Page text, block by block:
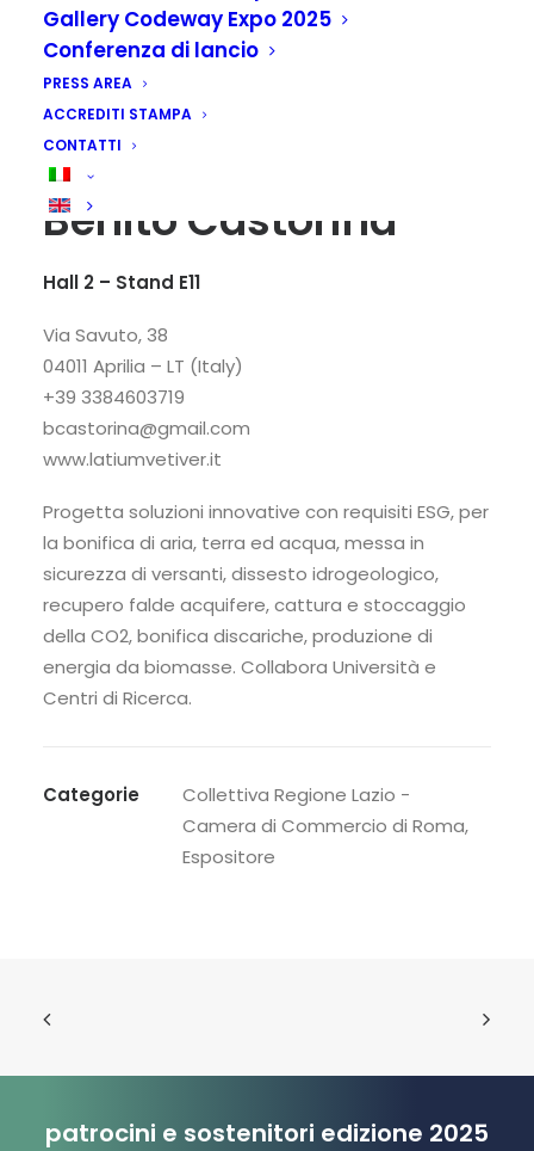
Gallery Codeway Expo 2025
Conferenza di lancio
PRESS AREA
ACCREDITI STAMPA
CONTATTI
LATIUM VETIVER di
Benito Castorina
Hall 2 – Stand E11
Via Savuto, 38
04011 Aprilia – LT (Italy)
+39 3384603719
bcastorina@gmail.com
www.latiumvetiver.it
Progetta soluzioni innovative con requisiti ESG, per
la bonifica di aria, terra ed acqua, messa in
sicurezza di versanti, dissesto idrogeologico,
recupero falde acquifere, cattura e stoccaggio
della CO2, bonifica discariche, produzione di
energia da biomasse. Collabora Università e
Centri di Ricerca.
Categorie
Collettiva Regione Lazio -
Camera di Commercio di Roma,
Espositore
patrocini e sostenitori edizione 2025